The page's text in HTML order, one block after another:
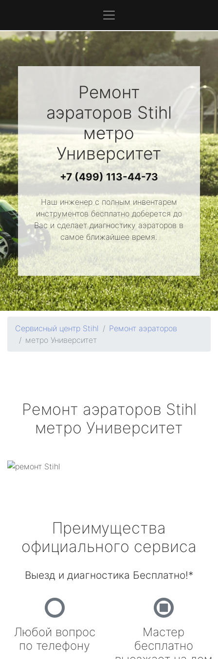
Ремонт
аэраторов Stihl
метро
Университет
+7 (499) 113-44-73
Наш инженер с полным инвентарем
инструментов бесплатно доберется до
Вас и сделает диагностику аэраторов в
самое ближайшее время.
Сервисный центр Stihl
Ремонт аэраторов
метро Университет
Ремонт аэраторов Stihl
метро Университет
Преимущества
официального сервиса
Выезд и диагностика Бесплатно!*
Любой вопрос
по телефону
Мастер
бесплатно